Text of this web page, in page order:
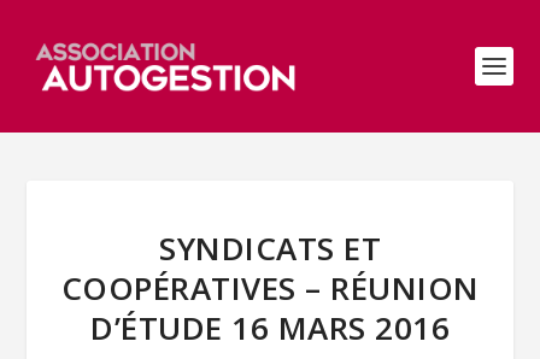
SYNDICATS ET
COOPÉRATIVES – RÉUNION
D’ÉTUDE 16 MARS 2016